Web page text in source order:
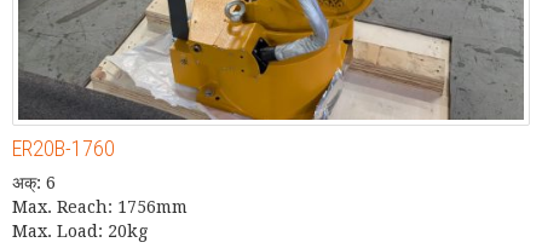
ER20B-1760
अक्: 6
Max. Reach: 1756mm
Max. Load: 20kg